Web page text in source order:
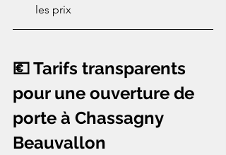
les prix
💶 Tarifs transparents
pour une ouverture de
porte à Chassagny
Beauvallon